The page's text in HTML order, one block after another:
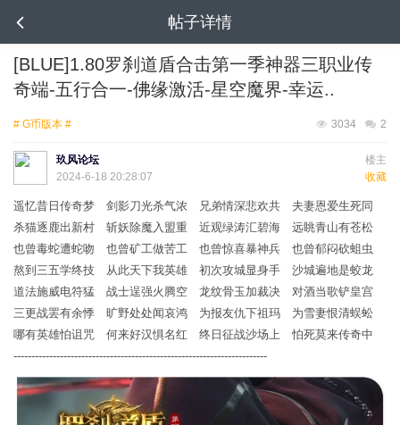
帖子详情
[BLUE]1.80罗刹道盾合击第一季神器三职业传
奇端-五行合一-佛缘激活-星空魔界-幸运..
# G币版本 # 2
3034
楼主
玖风论坛
收藏
2024-6-18 20:28:07
遥忆昔日传奇梦 剑影刀光杀气浓 兄弟情深悲欢共 夫妻恩爱生死同
杀猫逐鹿出新村 斩妖除魔入盟重 近观绿涛汇碧海 远眺青山有苍松
也曾毒蛇遭蛇吻 也曾矿工做苦工 也曾惊喜暴神兵 也曾郁闷砍蛆虫
熬到三五学终技 从此天下我英雄 初次攻城显身手 沙城遍地是蛟龙
道法施威电符猛 战士逞强火腾空 龙纹骨玉加裁决 对酒当歌铲皇宫
三更战罢有余悸 旷野处处闻哀鸿 为报友仇下祖玛 为雪妻恨清蜈蚣
哪有英雄怕诅咒 何来好汉惧名红 终日征战沙场上 怕死莫来传奇中
-----------------------------------------------------------------------